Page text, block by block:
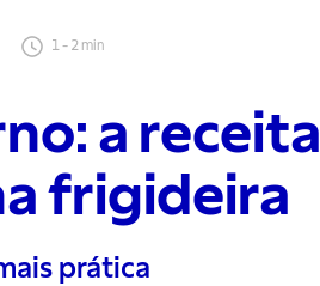
1- 2 min
a receita
frigideira
prática